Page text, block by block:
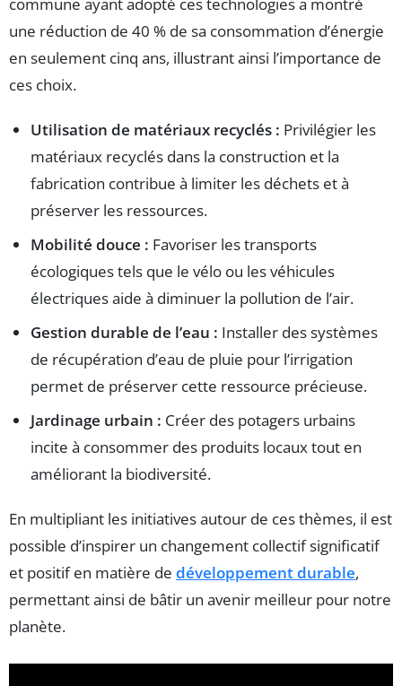
commune ayant adopté ces technologies a montré
une réduction de 40 % de sa consommation d’énergie
en seulement cinq ans, illustrant ainsi l’importance de
ces choix.
Utilisation de matériaux recyclés : Privilégier les
matériaux recyclés dans la construction et la
fabrication contribue à limiter les déchets et à
préserver les ressources.
Mobilité douce : Favoriser les transports
écologiques tels que le vélo ou les véhicules
électriques aide à diminuer la pollution de l’air.
Gestion durable de l’eau : Installer des systèmes
de récupération d’eau de pluie pour l’irrigation
permet de préserver cette ressource précieuse.
Jardinage urbain : Créer des potagers urbains
incite à consommer des produits locaux tout en
améliorant la biodiversité.
En multipliant les initiatives autour de ces thèmes, il est
possible d’inspirer un changement collectif significatif
et positif en matière de développement durable,
permettant ainsi de bâtir un avenir meilleur pour notre
planète.